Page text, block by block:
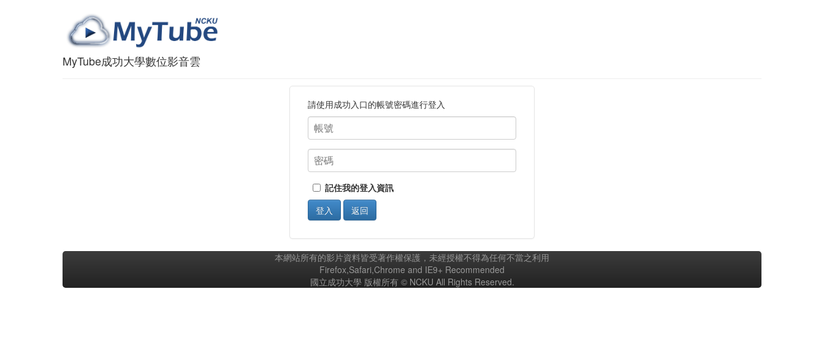
MyTube成功大學數位影音雲
請使用成功入口的帳號密碼進行登入
記住我的登入資訊
登入
返回
本網站所有的影片資料皆受著作權保護，未經授權不得為任何不當之利用
Firefox,Safari,Chrome and IE9+ Recommended
國立成功大學 版權所有 © NCKU All Rights Reserved.